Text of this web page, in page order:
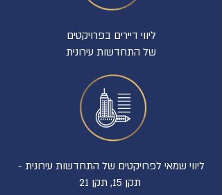
ליווי דיירים בפרויקטים
של התחדשות עירונית
ליווי שמאי לפרויקטים של התחדשות עירונית -